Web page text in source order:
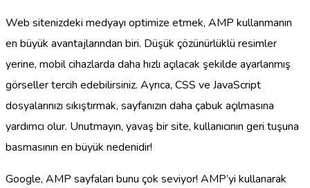
Web sitenizdeki medyayı optimize etmek, AMP kullanmanın
en büyük avantajlarından biri. Düşük çözünürlüklü resimler
yerine, mobil cihazlarda daha hızlı açılacak şekilde ayarlanmış
görseller tercih edebilirsiniz. Ayrıca, CSS ve JavaScript
dosyalarınızı sıkıştırmak, sayfanızın daha çabuk açılmasına
yardımcı olur. Unutmayın, yavaş bir site, kullanıcının geri tuşuna
basmasının en büyük nedenidir!
Google, AMP sayfaları bunu çok seviyor! AMP’yi kullanarak